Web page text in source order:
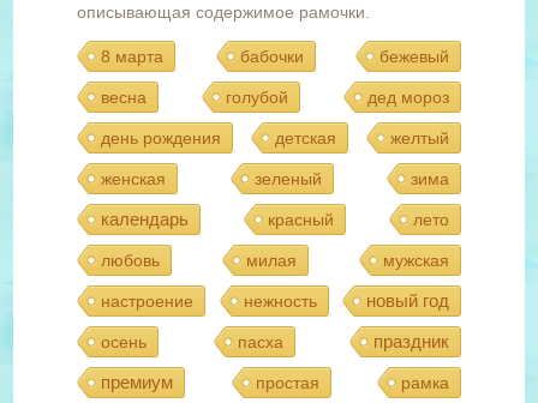
описывающая содержимое рамочки.
8 марта бабочки бежевый
весна голубой дед мороз
день рождения детская желтый
женская зеленый зима
календарь красный лето
любовь милая мужская
настроение нежность новый год
осень пасха
праздник
премиум
простая рамка